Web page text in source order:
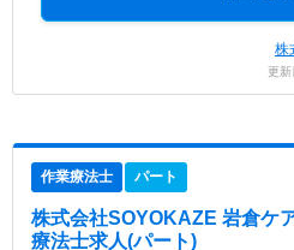
株
更
作業療法士 パート
株式会社SOYOKAZE 岩倉ケ
療法士求人(パート)